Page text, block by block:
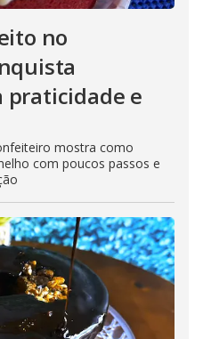
no
e
mostra como
com poucos passos e